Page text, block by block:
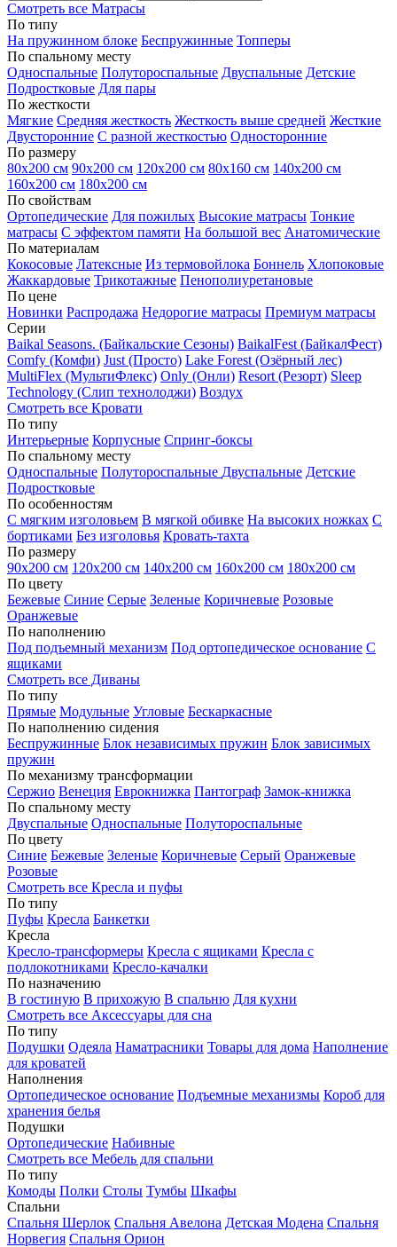
Смотреть все Матрасы
По типу
На пружинном блоке Беспружинные Топперы
По спальному месту
Односпальные Полутороспальные Двуспальные Детские
Подростковые Для пары
По жесткости
Мягкие Средняя жесткость Жесткость выше средней Жесткие
Двусторонние С разной жесткостью Односторонние
По размеру
80х200 см 90х200 см 120х200 см 80х160 см 140х200 см
160х200 см 180х200 см
По свойствам
Ортопедические Для пожилых Высокие матрасы Тонкие
матрасы С эффектом памяти На большой вес Анатомические
По материалам
Кокосовые Латексные Из термовойлока Боннель Хлопоковые
Жаккардовые Трикотажные Пенополиуретановые
По цене
Новинки Распродажа Недорогие матрасы Премиум матрасы
Серии
Baikal Seasons. (Байкальские Сезоны) BaikalFest (БайкалФест)
Comfy (Комфи) Just (Просто) Lake Forest (Озёрный лес)
MultiFlex (МультиФлекс) Only (Онли) Resort (Резорт) Sleep
Technology (Слип технолоджи) Воздух
Смотреть все Кровати
По типу
Интерьерные Корпусные Спринг-боксы
По спальному месту
Односпальные Полутороспальные Двуспальные Детские
Подростковые
По особенностям
С мягким изголовьем В мягкой обивке На высоких ножках С
бортиками Без изголовья Кровать-тахта
По размеру
90х200 см 120х200 см 140х200 см 160х200 см 180х200 см
По цвету
Бежевые Синие Серые Зеленые Коричневые Розовые
Оранжевые
По наполнению
Под подъемный механизм Под ортопедическое основание С
ящиками
Смотреть все Диваны
По типу
Прямые Модульные Угловые Бескаркасные
По наполнению сидения
Беспружинные Блок независимых пружин Блок зависимых
пружин
По механизму трансформации
Сержио Венеция Еврокнижка Пантограф Замок-книжка
По спальному месту
Двуспальные Односпальные Полутороспальные
По цвету
Синие Бежевые Зеленые Коричневые Серый Оранжевые
Розовые
Смотреть все Кресла и пуфы
По типу
Пуфы Кресла Банкетки
Кресла
Кресло-трансформеры Кресла с ящиками Кресла с
подлокотниками Кресло-качалки
По назначению
В гостиную В прихожую В спальню Для кухни
Смотреть все Аксессуары для сна
По типу
Подушки Одеяла Наматрасники Товары для дома Наполнение
для кроватей
Наполнения
Ортопедическое основание Подъемные механизмы Короб для
хранения белья
Подушки
Ортопедические Набивные
Смотреть все Мебель для спальни
По типу
Комоды Полки Столы Тумбы Шкафы
Спальни
Спальня Шерлок Спальня Авелона Детская Модена Спальня
Норвегия Спальня Орион